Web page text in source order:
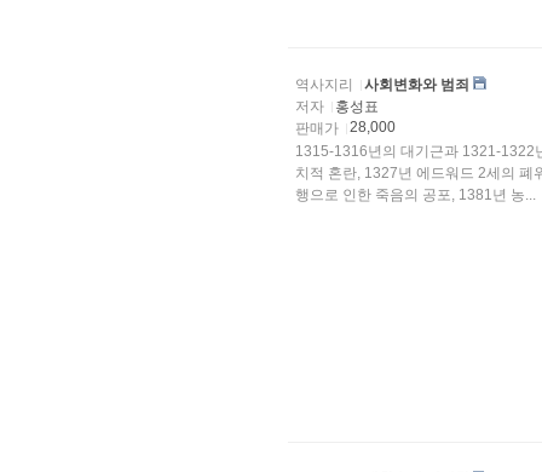
역사지리
사회변화와 범죄
저자
홍성표
판매가
28,000
1315-1316년의 대기근과 1321-1322
치적 혼란, 1327년 에드워드 2세의
행으로 인한 죽음의 공포, 1381년 농...